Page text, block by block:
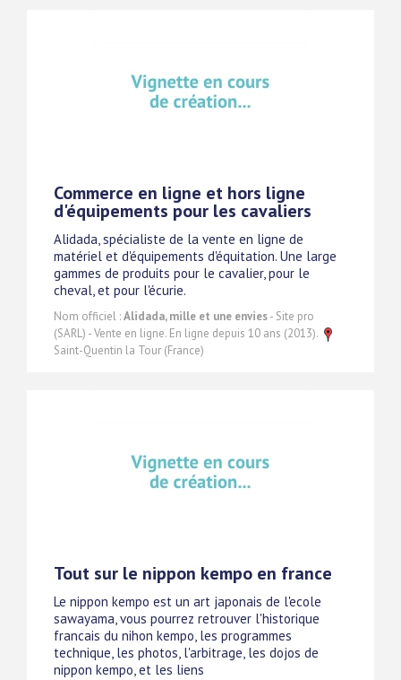
Commerce en ligne et hors ligne
d'équipements pour les cavaliers
Alidada, spécialiste de la vente en ligne de
matériel et d'équipements d'équitation. Une large
gammes de produits pour le cavalier, pour le
cheval, et pour l'écurie.
Nom officiel :Alidada, mille et une envies- Site pro
(SARL) - Vente en ligne. En ligne depuis 10 ans (2013).
Saint-Quentin la Tour (France)
Tout sur le nippon kempo en france
Le nippon kempo est un art japonais de l'ecole
sawayama, vous pourrez retrouver l'historique
francais du nihon kempo, les programmes
technique, les photos, l'arbitrage, les dojos de
nippon kempo, et les liens